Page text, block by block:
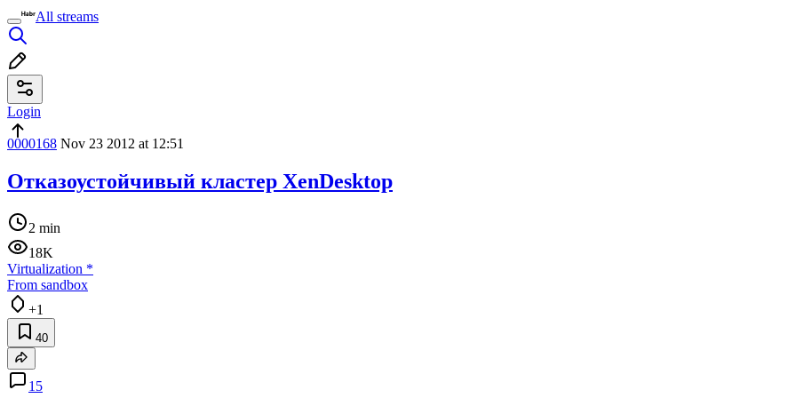
All streams
Login
0000168 Nov 23 2012 at 12:51
Отказоустойчивый кластер XenDesktop
2 min
18K
Virtualization *
From sandbox
+1
40
15